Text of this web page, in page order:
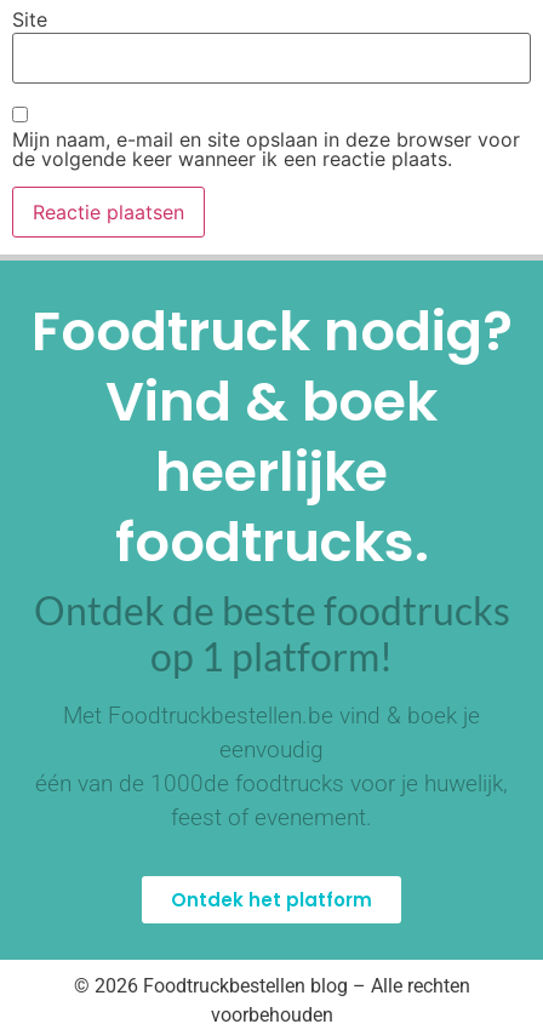
Site
Mijn naam, e-mail en site opslaan in deze browser voor
de volgende keer wanneer ik een reactie plaats.
Foodtruck nodig?
Vind & boek
heerlijke
foodtrucks.
Ontdek de beste foodtrucks
op 1 platform!
Met Foodtruckbestellen.be vind & boek je
eenvoudig
één van de 1000de foodtrucks voor je huwelijk,
feest of evenement.
Ontdek het platform
© 2026 Foodtruckbestellen blog – Alle rechten
voorbehouden